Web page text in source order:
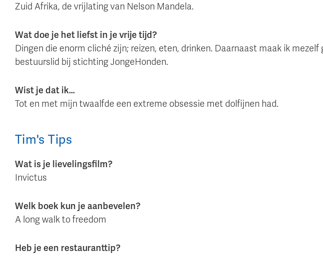
Zuid Afrika, de vrijlating van Nelson Mandela.
Wat doe je het liefst in je vrije tijd?
Dingen die enorm cliché zijn; reizen, eten, drinken. Daarnaast maak ik
bestuurslid bij stichting JongeHonden.
Wist je dat ik…
Tot en met mijn twaalfde een extreme obsessie met dolfijnen had.
Tim'sTips
Wat is je lievelingsfilm?
Invictus
Welk boek kun je aanbevelen?
A long walk to freedom
Heb je een restauranttip?